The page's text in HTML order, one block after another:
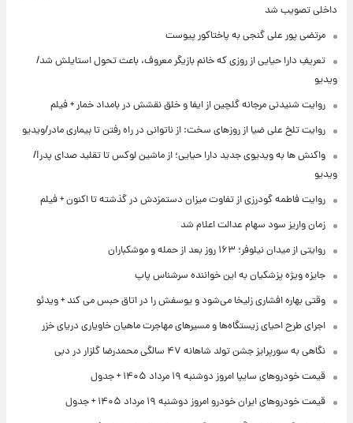
داخلی تصویب شد
مرتضی پور علی گنجی به پاختاکور پیوست
تعریفِ دارا حیایی از روزی که خانم بازیگر معروف، باعث تحول استایلش شد/
ویدیو
روایت شنیدنی مرجانه گلچین از ایفا و خلق نقشش در بامداد خمار + فیلم
روایت تلخ علی ضیا از روزهای سخت: از ناتوانی در راه رفتن تا بیماری مادر/ویدیو
واکنش ها به ویدیوی جدید دارا حیایی؛ از ماشین لوکس تا تقلید صدای پدر!/
ویدیو
روایت فاطمه گودرزی از تفاوت میزان دستمزدش در گذشته تا اکنون + فیلم
زمان واریز سود سهام عدالت اعلام شد
روایتی از میدان نیلوفر؛ ۱۶۳ روز بعد از حمله و موشکباران
جایزه ویژه پزشکیان به این خواننده سرشناس پاپ
وقتی بهاره افشاری زلیخا می‌شود و یوسفش را در اتاق حبس می کند + ویدئو
اجرای طرح احیای زیستگاه‌ها و مسیرهای مهاجرت ماهیان خاویاری دریای خزر
نگاهی به سورپرایز جشن تولد شاهانه ۴۷ سالگی محمدرضا گلزار در دبی
قیمت خودروهای سایپا امروز دوشنبه ۱۹ مرداد ۱۴۰۵ + جدول
قیمت خودروهای ایران خودرو امروز دوشنبه ۱۹ مرداد ۱۴۰۵ + جدول